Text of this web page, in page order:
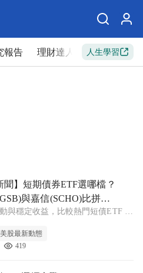
報告 理財達人 新手入門
人生學習
選哪檔？iShares(IGSB)與嘉
聞】短期債券ETF選哪檔？
與嘉信(SCHO)比拼，
利差收斂勝出
與穩定收益，比較熱門短債ETF 投
藉此降低投資組合的波動風險。
年期投資等級公司債ETF(IGSB) 主
美股最新動態
419